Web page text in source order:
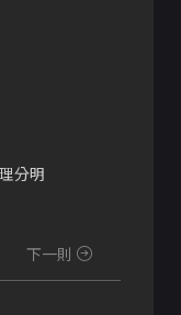
分明
內容建置、行
下一則